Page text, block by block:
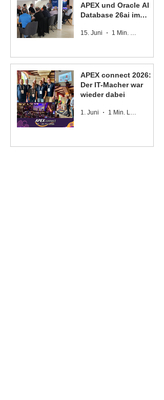
APEX und Oracle AI
Database 26ai im
15. Juni 1 Min. Lesezeit
APEX connect 2026:
Der IT-Macher war
wieder dabei
1. Juni 1 Min. Lesezeit